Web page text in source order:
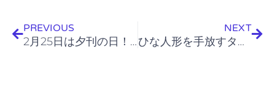
PREVIOUS
2月25日は夕刊の日！新聞紙を賢く処分＆活用する方法
NEXT
ひな人形を手放すタイミングと適切な処分方法